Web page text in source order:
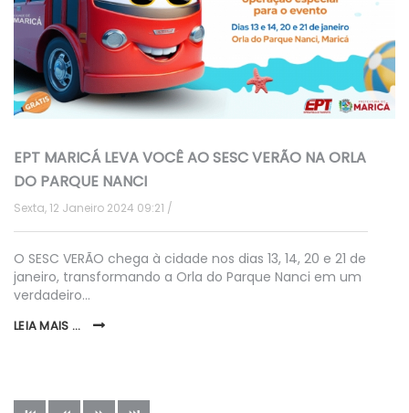
EPT MARICÁ LEVA VOCÊ AO SESC VERÃO NA ORLA
DO PARQUE NANCI
Sexta, 12 Janeiro 2024 09:21
O SESC VERÃO chega à cidade nos dias 13, 14, 20 e 21 de
janeiro, transformando a Orla do Parque Nanci em um
verdadeiro…
LEIA MAIS ...